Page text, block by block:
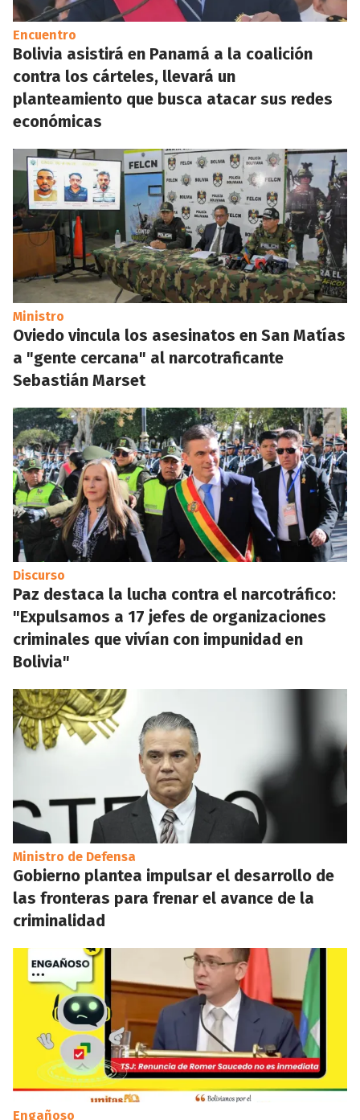
Encuentro
Bolivia asistirá en Panamá a la coalición
contra los cárteles, llevará un
planteamiento que busca atacar sus redes
económicas
Ministro
Oviedo vincula los asesinatos en San Matías
a "gente cercana" al narcotraficante
Sebastián Marset
Discurso
Paz destaca la lucha contra el narcotráfico:
"Expulsamos a 17 jefes de organizaciones
criminales que vivían con impunidad en
Bolivia"
Ministro de Defensa
Gobierno plantea impulsar el desarrollo de
las fronteras para frenar el avance de la
criminalidad
Engañoso